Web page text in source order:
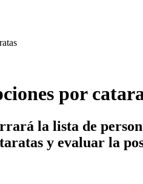
por
la lista de
y evaluar la